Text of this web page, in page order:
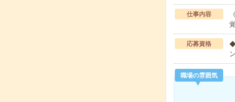
仕事内容
応募資格
◆
職場の雰囲気